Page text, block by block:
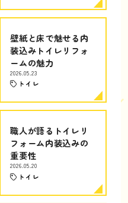
壁紙と床で魅せる内
装込みトイレリフォ
ームの魅力
2026.05.23
トイレ
職人が語るトイレリ
フォーム内装込みの
重要性
2026.05.20
トイレ